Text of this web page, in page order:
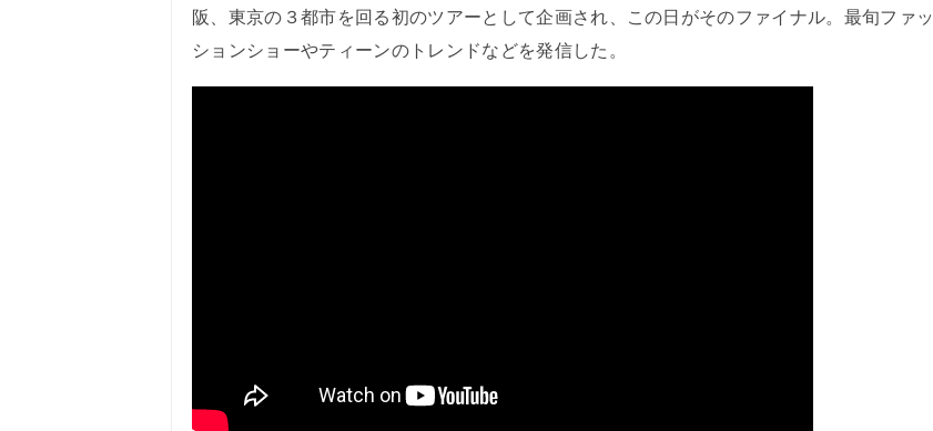
阪、東京の３都市を回る初のツアーとして企画され、この日がそのファイナル。最旬ファッ
ションショーやティーンのトレンドなどを発信した。